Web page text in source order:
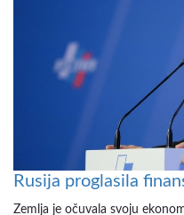
Rusija proglasila
Zemlja je očuvala svoju